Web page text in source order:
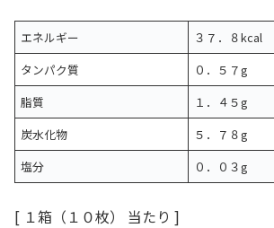
エネルギー
３７．８kcal
タンパク質
０．５７g
脂質
１．４５g
炭水化物
５．７８g
塩分
０．０３g
[ １箱（１０枚） 当たり ]